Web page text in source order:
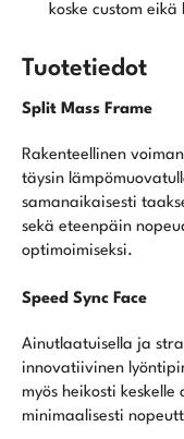
koske custom
Tuotetiedot
Split Mass Frame
Rakenteellinen
täysin
samanaikaisesti
sekä eteenpäin
optimoimiseksi.
Speed Sync Face
Ainutlaatuisella ja
innovatiivinen
myös heikosti
minimaalisesti